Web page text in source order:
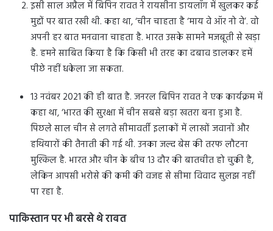
इसी साल अप्रैल में बिपिन रावत ने रायसीना डायलॉग में खुलकर कई
मुद्दों पर बात रखी थी. कहा था, ‘चीन चाहता है ‘माय वे ऑर नो वे’. वो
अपनी हर बात मनवाना चाहता है. भारत उसके सामने मजबूती से खड़ा
है. हमने साबित किया है कि किसी भी तरह का दबाव डालकर हमें
पीछे नहीं धकेला जा सकता.
13 नवंबर 2021 की ही बात है. जनरल बिपिन रावत ने एक कार्यक्रम में
कहा था, ‘भारत की सुरक्षा में चीन सबसे बड़ा खतरा बना हुआ है.
पिछले साल चीन से लगते सीमावर्ती इलाकों में लाखों जवानों और
हथियारों की तैनाती की गई थी. उनका जल्द बेस की तरफ लौटना
मुश्किल है. भारत और चीन के बीच 13 दौर की बातचीत हो चुकी है,
लेकिन आपसी भरोसे की कमी की वजह से सीमा विवाद सुलझ नहीं
पा रहा है.
पाकिस्तान पर भी बरसे थे रावत